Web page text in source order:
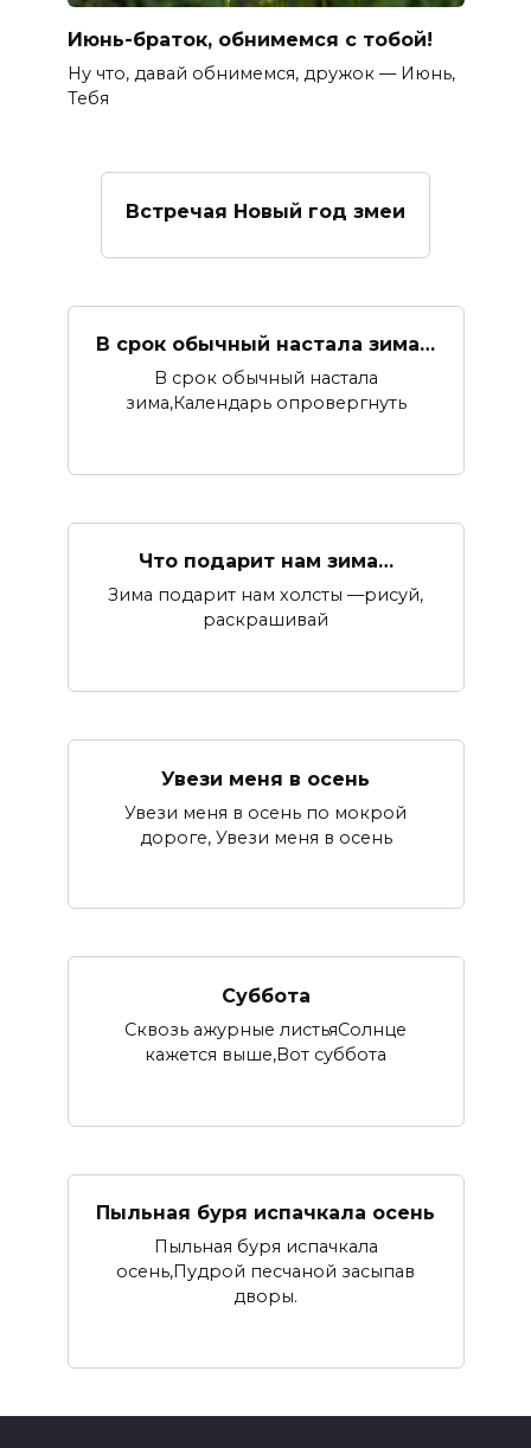
Июнь-браток, обнимемся с тобой!
Ну что, давай обнимемся, дружок — Июнь,
Тебя
Встречая Новый год змеи
В срок обычный настала зима…
В срок обычный настала
зима,Календарь опровергнуть
Что подарит нам зима…
Зима подарит нам холсты —рисуй,
раскрашивай
Увези меня в осень
Увези меня в осень по мокрой
дороге, Увези меня в осень
Суббота
Сквозь ажурные листьяСолнце
кажется выше,Вот суббота
Пыльная буря испачкала осень
Пыльная буря испачкала
осень,Пудрой песчаной засыпав
дворы.